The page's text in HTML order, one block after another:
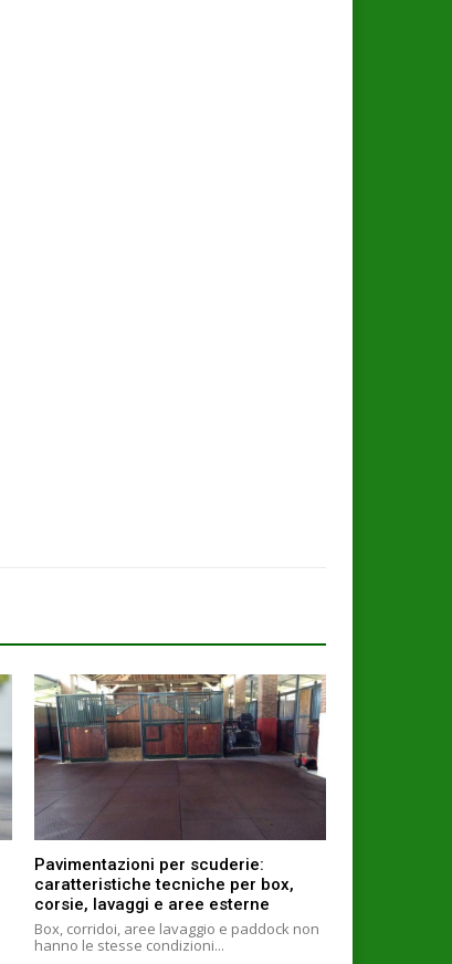
Pavimentazioni per scuderie:
caratteristiche tecniche per box,
corsie, lavaggi e aree esterne
Box, corridoi, aree lavaggio e paddock non
hanno le stesse condizioni...